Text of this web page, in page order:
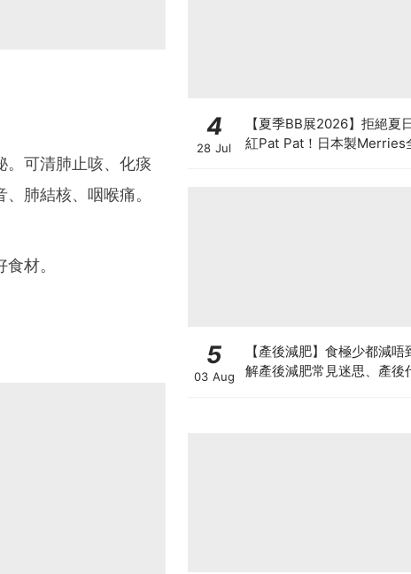
。可清肺止咳、化痰
肺結核、咽喉痛。
材。
4
28 Jul
【夏季BB展2026】拒絕夏
紅Pat Pat！日本製Merries
5
03 Aug
【產後減肥】食極少都減唔
解產後減肥常見迷思、產後